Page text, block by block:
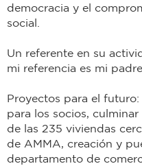
democracia y el
social.
Un referente en su
mi referencia es mi padre.
Proyectos para el
para los socios,
de las 235 viviendas
de AMMA, creación y
departamento de